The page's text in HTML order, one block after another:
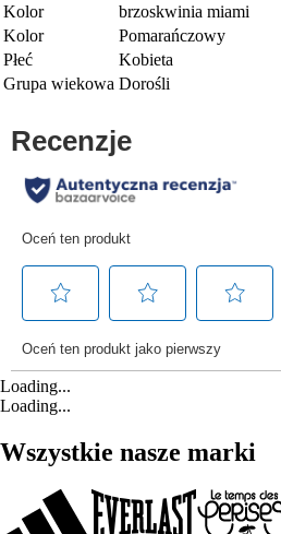
Kolor
brzoskwinia miami
Kolor
Pomarańczowy
Płeć
Kobieta
Grupa wiekowa Dorośli
Loading...
Loading...
Wszystkie nasze marki